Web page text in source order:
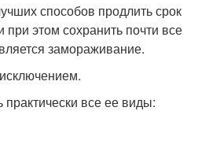
способов продлить срок
при этом сохранить почти все
замораживание.
все ее виды: